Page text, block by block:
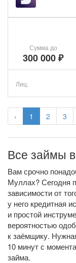
‹ 1 2 3
Сумма до
300 000 ₽
Лиц.
Все займы
Вам срочно
Муллах? Сегодня
зависимости от
у него кредитная
и простой
вероятностью
к заёмщику.
10 минут с
займа.